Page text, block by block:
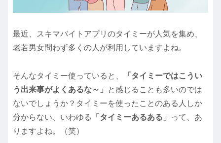
最近、スキマバイトアプリのタイミーが人気を集め、
老若男女問わず多くの人が利用していますよね。
そんなタイミー使っていると、
「タイミーではこうい
う出来事がよくあるな～」
と感じることも多いのでは
ないでしょうか？タイミーを使ったことのある人しか
分からない、いわゆる
「タイミーあるある」
って、あ
りますよね。（笑）